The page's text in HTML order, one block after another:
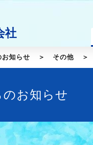
社
お知らせ その他
お知らせ